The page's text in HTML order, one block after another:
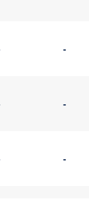
-
-
-